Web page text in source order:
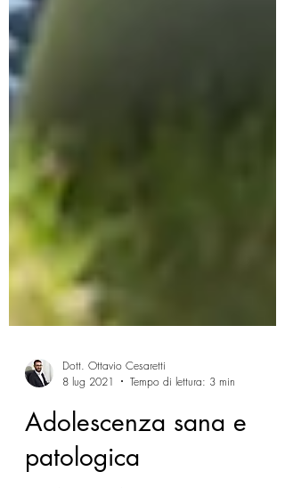
Dott. Ottavio Cesaretti
8 lug 2021
Tempo di lettura: 3 min
Adolescenza sana e